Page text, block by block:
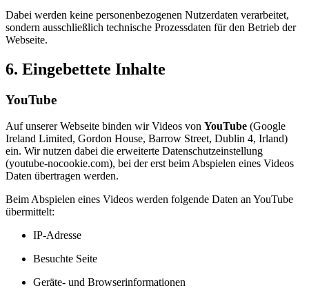
Dabei werden keine personenbezogenen Nutzerdaten verarbeitet,
sondern ausschließlich technische Prozessdaten für den Betrieb der
Webseite.
6. Eingebettete Inhalte
YouTube
Auf unserer Webseite binden wir Videos von YouTube (Google
Ireland Limited, Gordon House, Barrow Street, Dublin 4, Irland)
ein. Wir nutzen dabei die erweiterte Datenschutzeinstellung
(youtube-nocookie.com), bei der erst beim Abspielen eines Videos
Daten übertragen werden.
Beim Abspielen eines Videos werden folgende Daten an YouTube
übermittelt:
IP-Adresse
Besuchte Seite
Geräte- und Browserinformationen